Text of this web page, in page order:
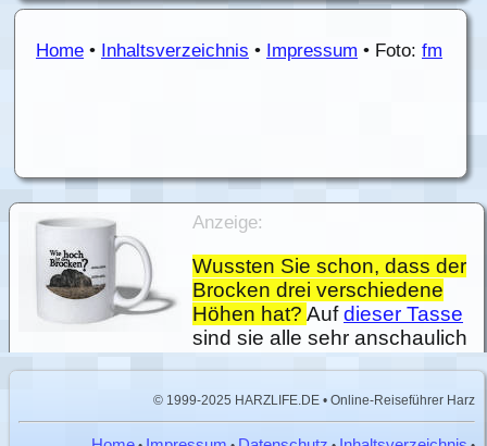
Home • Inhaltsverzeichnis • Impressum • Foto: fm